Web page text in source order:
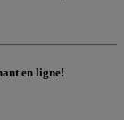
en ligne!